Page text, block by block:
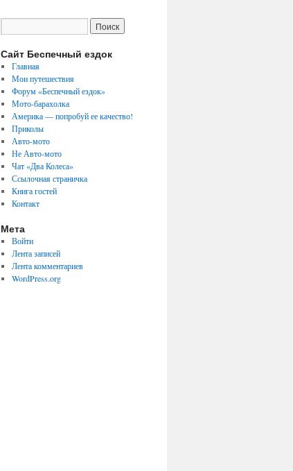
Сайт Беспечный ездок
Главная
Мои путешествия
Форум «Беспечный ездок»
Мото-барахолка
Америка — попробуй ее качество!
Приколы
Авто-мото
Не Авто-мото
Чат «Два Колеса»
Ссылочная страничка
Книга гостей
Контакт
Мета
Войти
Лента записей
Лента комментариев
WordPress.org